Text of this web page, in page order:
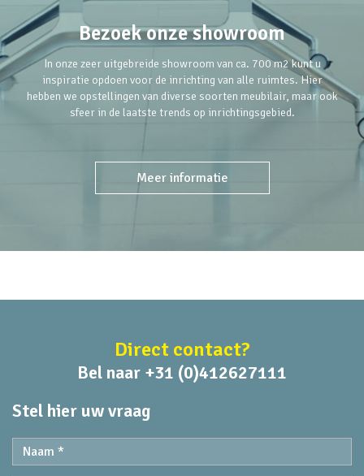
Bezoek onze showroom
In onze zeer uitgebreide showroom van ca. 700 m2 kunt u
inspiratie opdoen voor de inrichting van alle ruimtes. Hier
hebben we opstellingen van diverse soorten meubilair, maar ook
sfeer in de laatste trends op inrichtingsgebied.
Meer informatie
Direct contact?
Bel naar +31 (0)412627111
Stel hier uw vraag